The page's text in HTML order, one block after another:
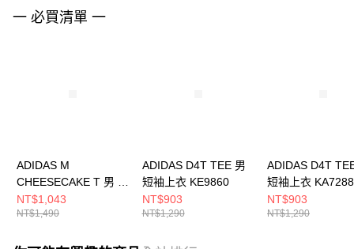
一 必買清單 一
ADIDAS M
CHEESECAKE T 男 短
袖上衣 KB2497
NT$1,043
NT$1,490
ADIDAS D4T TEE 男
短袖上衣 KE9860
NT$903
NT$1,290
ADIDAS D4T
短袖上衣 KA7288
NT$903
NT$1,290